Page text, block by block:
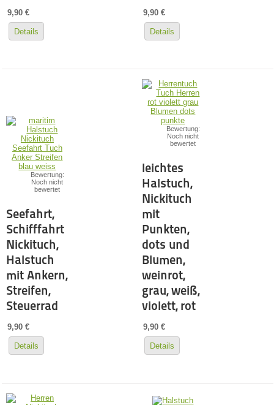
9,90 €
Details
9,90 €
Details
Bewertung:
Noch nicht
bewertet
Seefahrt,
Schifffahrt
Nickituch,
Halstuch
mit Ankern,
Streifen,
Steuerrad
9,90 €
Details
Bewertung:
Noch nicht
bewertet
leichtes
Halstuch,
Nickituch
mit
Punkten,
dots und
Blumen,
weinrot,
grau, weiß,
violett, rot
9,90 €
Details